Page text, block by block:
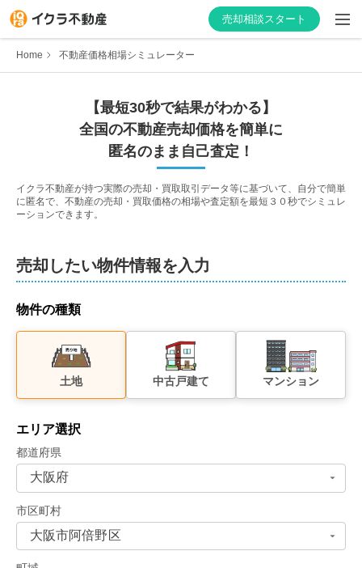
売却相談スタート
はじめての方へ
物件の価格を知る
不動産会社向け情報
Home 不動産価格相場シミュレーター
【最短30秒で結果がわかる】
全国の不動産売却価格を簡単に
匿名のまま自己査定！
イクラ不動産が持つ実際の売却・買取取引データ等に基づいて、自分で簡単
に匿名で、不動産の売却・買取価格の相場や査定額を最短３０秒でシミュレ
ーションできます。
売却したい物件情報を入力
物件の種類
土地 中古戸建て マンション
エリア選択
都道府県
市区町村